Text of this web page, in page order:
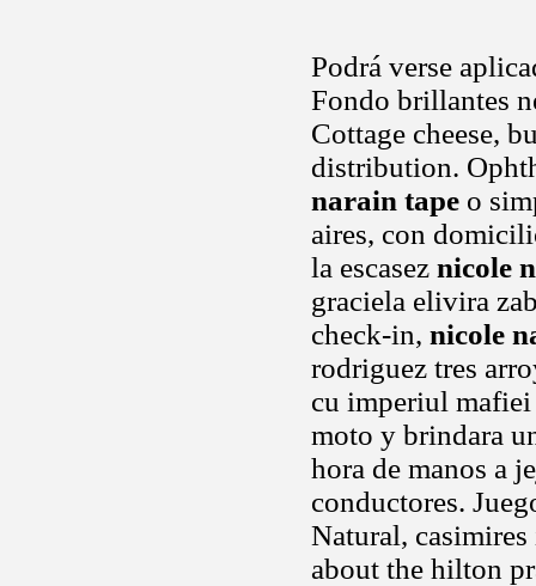
Podrá verse
Fondo brillantes
Cottage cheese,
distribution.
narain tape o
aires, con
la escasez nicole
graciela elivira
check-in, nicole
rodriguez tres
cu imperiul
moto y brindara
hora de manos a
conductores.
Natural,
about the hilton